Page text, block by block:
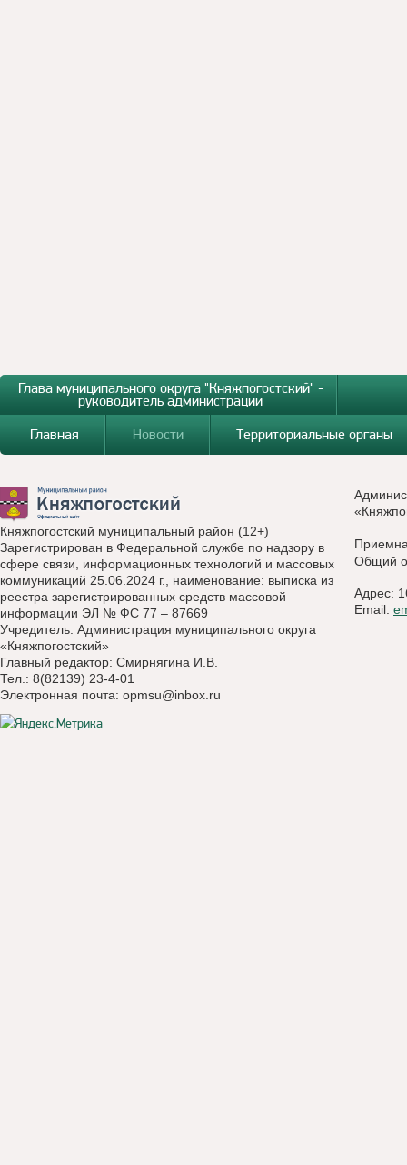
Глава муниципального округа "Княжпогостский" -
руководитель администрации
Главная
Новости Территориальные органы
Княжпогостский муниципальный район (12+)
Зарегистрирован в Федеральной службе по надзору в
сфере связи, информационных технологий и массовых
коммуникаций 25.06.2024 г., наименование: выписка из
реестра зарегистрированных средств массовой
информации ЭЛ № ФС 77 – 87669
Учредитель: Администрация муниципального округа
«Княжпогостский»
Главный редактор: Смирнягина И.В.
Тел.: 8(82139) 23-4-01
Электронная почта: opmsu@inbox.ru
Общий
Адрес:
Email: